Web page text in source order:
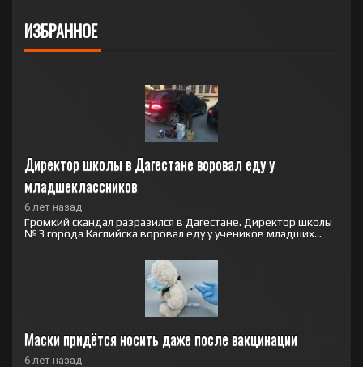
ИЗБРАННОЕ
Директор школы в Дагестане воровал еду у
младшеклассников
6 лет назад
Громкий скандал разразился в Дагестане. Директор школы
№3 города Каспийска воровал еду у учеников младших...
Маски придётся носить даже после вакцинации
6 лет назад